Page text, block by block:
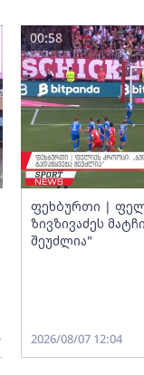
ფეხბურთი |
ზივზივაძეს
შეუძლია"
00:58
2026/08/07 12:04